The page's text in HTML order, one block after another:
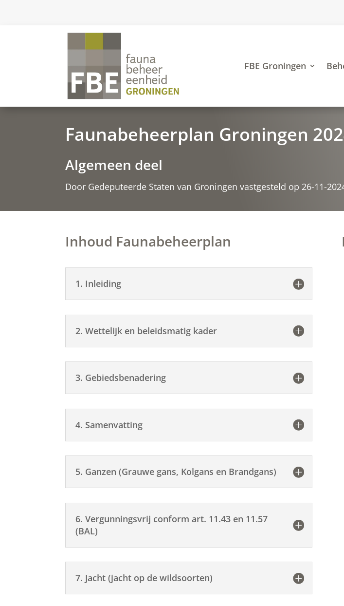
FBE Groningen
Faunabeheerplan Groningen
Algemeen deel
Door Gedeputeerde Staten van Groningen vastgesteld op 26-11-
Inhoud Faunabeheerplan
1. Inleiding
2. Wettelijk en beleidsmatig kader
3. Gebiedsbenadering
4. Samenvatting
5. Ganzen (Grauwe gans, Kolgans en Brandgans)
6. Vergunningsvrij conform art. 11.43 en 11.57
(BAL)
7. Jacht (jacht op de wildsoorten)